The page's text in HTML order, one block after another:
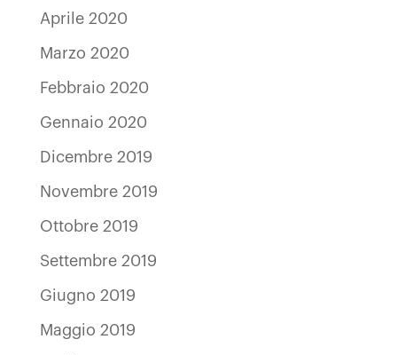
Aprile 2020
Marzo 2020
Febbraio 2020
Gennaio 2020
Dicembre 2019
Novembre 2019
Ottobre 2019
Settembre 2019
Giugno 2019
Maggio 2019